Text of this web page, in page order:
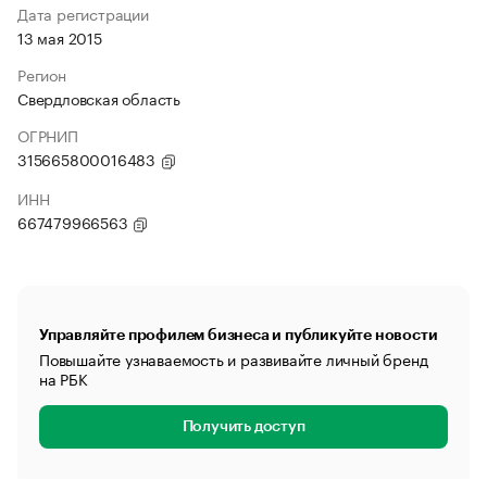
Дата регистрации
13 мая 2015
Регион
Свердловская область
ОГРНИП
315665800016483
ИНН
667479966563
Управляйте профилем бизнеса и публикуйте новости
Повышайте узнаваемость и развивайте личный бренд
на РБК
Получить доступ